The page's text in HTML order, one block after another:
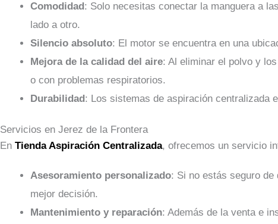
Comodidad: Solo necesitas conectar la manguera a
lado a otro.
Silencio absoluto: El motor se encuentra en una
Mejora de la calidad del aire: Al eliminar el polvo y
o con problemas respiratorios.
Durabilidad: Los sistemas de aspiración centralizada
Servicios en Jerez de la Frontera
En Tienda Aspiración Centralizada, ofrecemos un servicio
Asesoramiento personalizado: Si no estás seguro
mejor decisión.
Mantenimiento y reparación: Además de la venta e